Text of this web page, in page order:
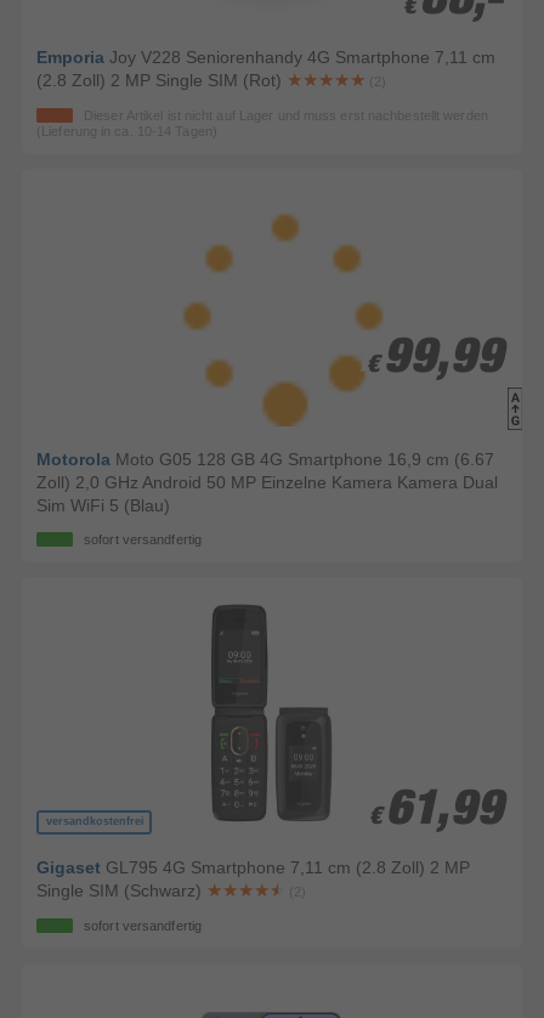
€
€
Emporia Joy V228 Seniorenhandy 4G Smartphone 7,11 cm
(2.8 Zoll) 2 MP Single SIM (Rot)
(2)
Dieser Artikel ist nicht auf Lager und muss erst nachbestellt werden
(Lieferung in ca. 10-14 Tagen)
€ 99,99
€ 99,99
Motorola Moto G05 128 GB 4G Smartphone 16,9 cm (6.67
Zoll) 2,0 GHz Android 50 MP Einzelne Kamera Kamera Dual
Sim WiFi 5 (Blau)
sofort versandfertig
versandkostenfrei € 61,99
€ 61,99
Gigaset GL795 4G Smartphone 7,11 cm (2.8 Zoll) 2 MP
Single SIM (Schwarz)
(2)
sofort versandfertig